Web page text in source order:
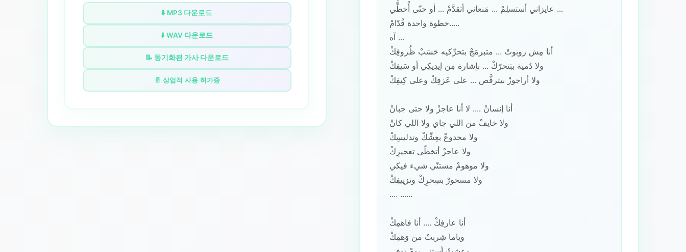
⬇️ MP3 다운로드
⬇️ WAV 다운로드
📝 동기화된 가사 다운로드
📄 상업적 사용 허가증
عايزاني أستسلِمْ ... مَنعاني أتقدَّمْ ... أو حتّى أُخطِّي ...
خطوة واحدة قُدّامْ.....
آه ...
أنا مِش روبوتْ ... متبرمَجْ بتحرِّكيه حَسَبْ ظُروفِكْ
ولا دُمية بتِتحرّكْ ... بإشارة مِن إيدِيكِي أو سَيفِكْ
ولا أراجوزْ بيترقَّص ... على عَزفِكْ وعلى كِيفِكْ
أنا إنسانْ .... لا أنا عاجزْ ولا حتى جبانْ
ولا خايفْ من اللي جاي ولا اللي كانْ
ولا مخدوعْ بغِشِّكْ وتدليسِكْ
ولا عاجزْ أتخطّى تعجيزِكْ
ولا موهومْ مستنّي شيء فيكي
ولا مسحورْ بسِحرِكْ وتزييفِكْ
.... ......
أنا عارفِكْ .... أنا فاهمِكْ
وياما شِربتْ من وَهمِكْ